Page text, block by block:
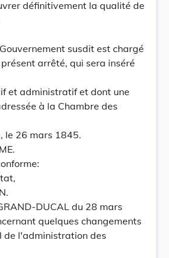
définitivement la qualité de
susdit est chargé
arrêté, qui sera inséré
et administratif et dont une
à la Chambre des
le 26 mars 1845.
DUCAL du 28 mars
quelques changements
de l'administration des